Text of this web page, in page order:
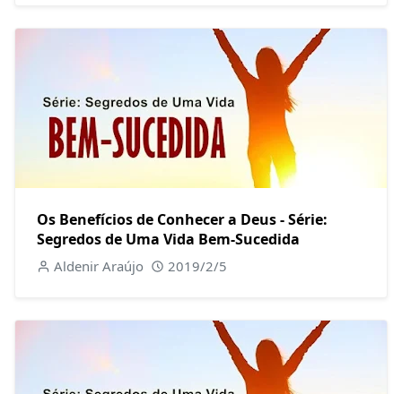
Os Benefícios de Conhecer a Deus - Série:
Segredos de Uma Vida Bem-Sucedida
Aldenir Araújo 2019/2/5